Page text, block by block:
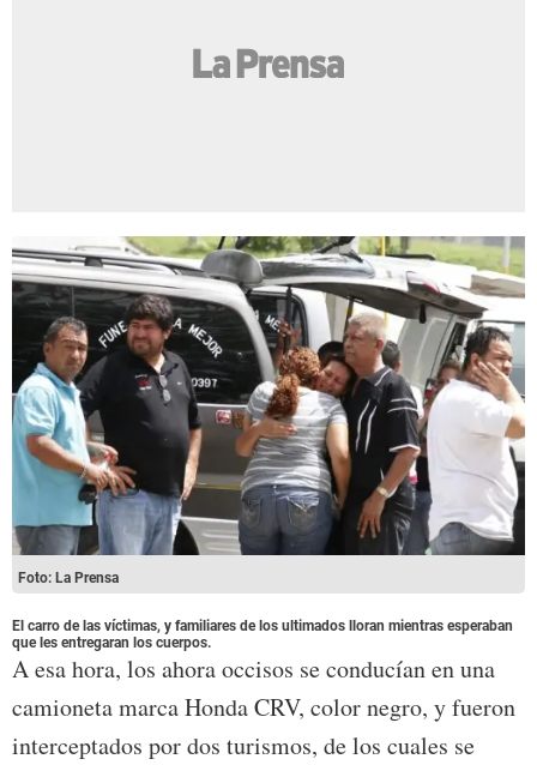
Foto: La Prensa
El carro de las víctimas, y familiares de los ultimados lloran mientras esperaban
que les entregaran los cuerpos.
A esa hora, los ahora occisos se conducían en una
camioneta marca Honda CRV, color negro, y fueron
interceptados por dos turismos, de los cuales se